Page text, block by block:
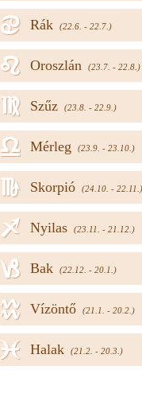
Rák (22.6. - 22.7.)
d
Oroszlán (23.7. - 22.8.)
e
Szűz (23.8. - 22.9.)
f
Mérleg (23.9. - 23.10.)
g
Skorpió (24.10. - 22.11.)
h
Nyilas (23.11. - 21.12.)
i
Bak (22.12. - 20.1.)
j
Vízöntő (21.1. - 20.2.)
k
Halak (21.2. - 20.3.)
l